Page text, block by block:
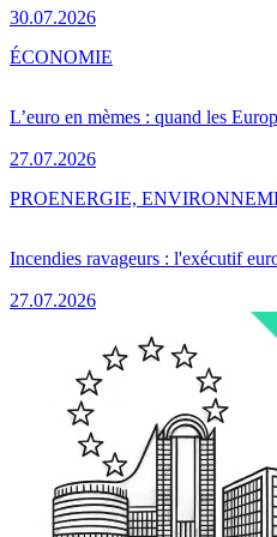
30.07.2026
L’euro en mèmes : quand les
27.07.2026
ÉCONOMIE
Incendies ravageurs : l'exécutif
27.07.2026
PROENERGIE,